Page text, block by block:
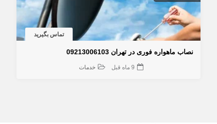
تماس بگیرید
نصاب ماهواره فوری در تهران 09213006103
9 ماه قبل خدمات